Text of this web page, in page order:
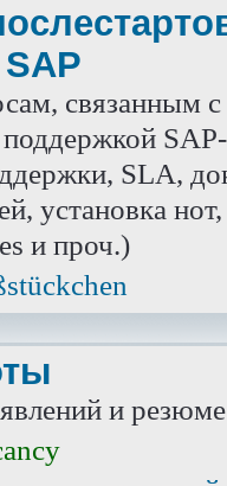
связанным с
SLA,
установка
и проч.)
и резюме